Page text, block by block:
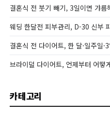
결혼식 전 붓기 빼기, 3일이면 갸름
웨딩 한달전 피부관리, D-30 신부
결혼식 전 다이어트, 한 달·일주일
브라이덜 다이어트, 언제부터 어떻
카테고리